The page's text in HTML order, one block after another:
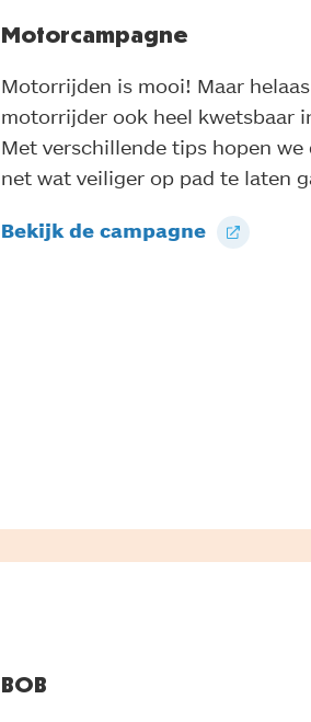
Motorcampagne
Motorrijden is mooi! Maar
motorrijder ook heel kwetsbaar
Met verschillende tips hopen
net wat veiliger op pad te laten
Bekijk de campagne
BOB